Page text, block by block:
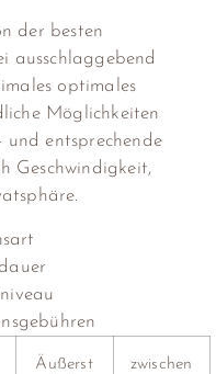
der besten
ausschlaggebend
optimales
Möglichkeiten
und entsprechende
Geschwindigkeit,
Äußerst
zwischen